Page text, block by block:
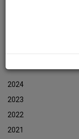
2024
2023
2022
2021